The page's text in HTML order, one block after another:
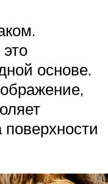
основе.
поверхности